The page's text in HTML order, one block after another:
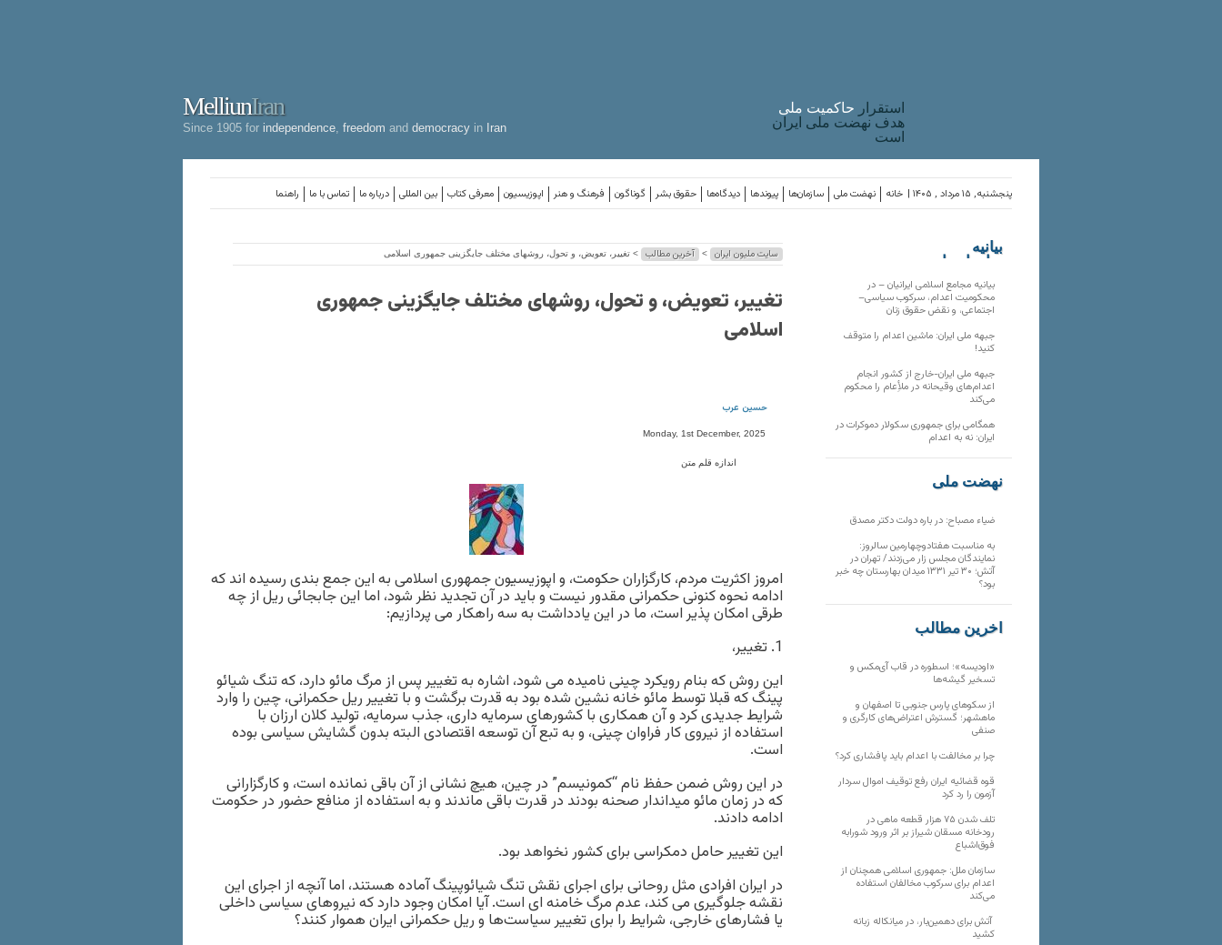
MelliunIran
Since 1905 for independence freedom and democracy in Iran
استقرار حاکميت ملی
هدف نهضت ملی ایران
است
راهنما تماس با ما درباره ما بین المللی معرفی کتاب اپوزیسیون فرهنگ و هنر گوناگون حقوق بشر دیدگاه‌ها پیوندها سازمان‌ها نهضت ملی خانه پنجشنبه, ۱۵ مرداد , ۱۴۰۵ |
سایت ملیون ایران > آخرین مطالب > تغییر، تعویض، و تحول، روشهای مختلف جایگزینی جمهوری اسلامی
تغییر، تعویض، و تحول، روشهای مختلف جایگزینی جمهوری
اسلامی
حسین عرب
Monday, 1st December, 2025
اندازه قلم متن
امروز اکثریت مردم، کارگزاران حکومت، و اپوزیسیون جمهوری اسلامی به این جمع بندی رسیده اند که
ادامه نحوه کنونی حکمرانی مقدور نیست و باید در آن تجدید نظر شود، اما این جابجائی ریل از چه
طرقی امکان پذیر است، ما در این یادداشت به سه راهکار می پردازیم:
1. تغییر،
این روش که بنام رویکرد چینی نامیده می شود، اشاره به تغییر پس از مرگ مائو دارد، که تنگ شیائو
پینگ که قبلا توسط مائو خانه نشین شده بود به قدرت برگشت و با تغییر ریل حکمرانی، چین را وارد
شرایط جدیدی کرد و آن همکاری با کشورهای سرمایه داری، جذب سرمایه، تولید کلان ارزان با
استفاده از نیروی کار فراوان چینی، و به تبع آن توسعه اقتصادی البته بدون گشایش سیاسی بوده
است.
در این روش ضمن حفظ نام “کمونیسم” در چین، هیچ نشانی از آن باقی نمانده است، و کارگزارانی
که در زمان مائو میداندار صحنه بودند در قدرت باقی ماندند و به استفاده از منافع حضور در حکومت
ادامه دادند.
این تغییر حامل دمکراسی برای کشور نخواهد بود.
در ایران افرادی مثل روحانی برای اجرای نقش تنگ شیائوپینگ آماده هستند، اما آنچه از اجرای این
نقشه جلوگیری می کند، عدم مرگ خامنه ای است. آیا امکان وجود دارد که نیروهای سیاسی داخلی
یا فشارهای خارجی، شرایط را برای تغییر سیاست‌ها و ریل حکمرانی ایران هموار کنند؟
بیانیه
سازمان‌های
بیانیه مجامع اسلامی ایرانیان – در
محکومیت اعدام، سرکوب سیاسی–
اجتماعی، و نقض حقوق زنان
جبهه ملی ایران: ماشین اعدام را متوقف
کنید!
جبهه ملی ایران-خارج از کشور انجام
اعدام‌های وقیحانه در ملأِعام را محکوم
می‌کند
همگامی برای جمهوری سکولار دموکرات در
ایران: نه به اعدام
نهضت ملی
ضیاء مصباح: در باره دولت دکتر مصدق
به مناسبت هفتادوچهارمین سالروز:
نمایندگان مجلس زار می‌زدند/ تهران در
آتش؛ ۳۰ تیر ۱۳۳۱ میدان بهارستان چه خبر
بود؟
آخرین مطالب
«اودیسه»؛ اسطوره در قاب آی‌مکس و
تسخیر گیشه‌ها
از سکوهای پارس جنوبی تا اصفهان و
ماهشهر؛ گسترش اعتراض‌های کارگری و
صنفی
چرا بر مخالفت با اعدام باید پافشاری کرد؟
قوه قضائیه ایران رفع توقیف اموال سردار
آزمون را رد کرد
تلف شدن ۷۵ هزار قطعه ماهی در
رودخانه مسقان شیراز بر اثر ورود شورابه
فوق‌اشباع
سازمان ملل: جمهوری اسلامی همچنان از
اعدام برای سرکوب مخالفان استفاده
می‌کند
آتش برای دهمین‌بار، در میانکاله زبانه
کشید